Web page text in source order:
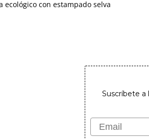
ecológico con estampado selva
Suscríbete a
Email